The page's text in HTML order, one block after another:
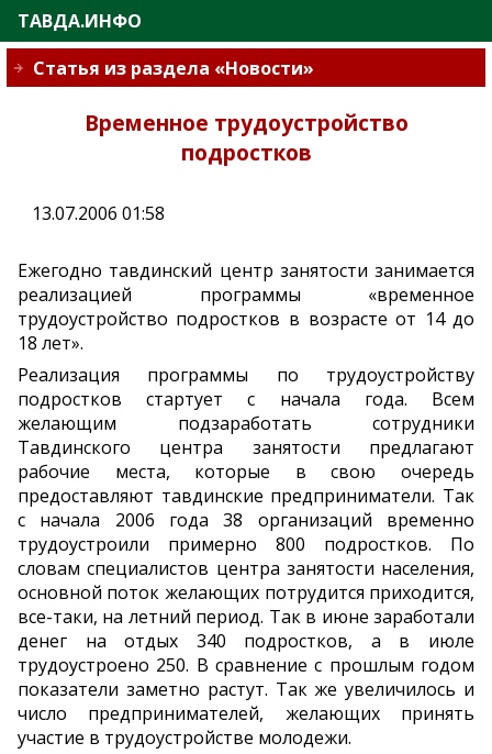
ТАВДА.ИНФО
Статья из раздела «Новости»
Временное трудоустройство
подростков
13.07.2006 01:58
Ежегодно тавдинский центр занятости занимается
реализацией программы «временное
трудоустройство подростков в возрасте от 14 до
18 лет».
Реализация программы по трудоустройству
подростков стартует с начала года. Всем
желающим подзаработать сотрудники
Тавдинского центра занятости предлагают
рабочие места, которые в свою очередь
предоставляют тавдинские предприниматели. Так
с начала 2006 года 38 организаций временно
трудоустроили примерно 800 подростков. По
словам специалистов центра занятости населения,
основной поток желающих потрудится приходится,
все-таки, на летний период. Так в июне заработали
денег на отдых 340 подростков, а в июле
трудоустроено 250. В сравнение с прошлым годом
показатели заметно растут. Так же увеличилось и
число предпринимателей, желающих принять
участие в трудоустройстве молодежи.